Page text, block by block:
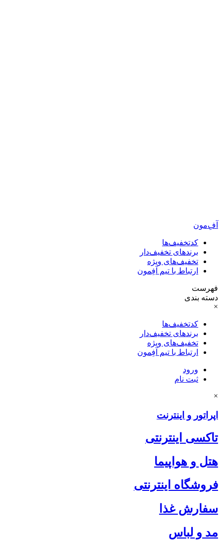
آفِ‌مون
کدتخفیف‌ها
برندهای تخفیف‌دار
تخفیف‌های ویژه
ارتباط با تیم آفِمون
فهرست
دسته بندی
×
کدتخفیف‌ها
برندهای تخفیف‌دار
تخفیف‌های ویژه
ارتباط با تیم آفِمون
ورود
ثبت نام
×
اپراتور و اینترنت
تاکسی اینترنتی
هتل و هواپیما
فروشگاه اینترنتی
سفارش غذا
مد و لباس